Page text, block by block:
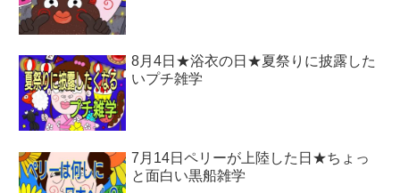
8月4日★浴衣の日★夏祭りに披露した
いプチ雑学
7月14日ペリーが上陸した日★ちょっ
と面白い黒船雑学